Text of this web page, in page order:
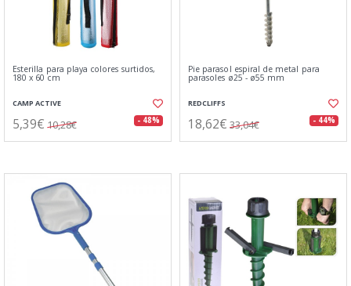
Esterilla para playa colores surtidos,
180 x 60 cm
CAMP ACTIVE
5,39€ 10,28€ - 48%
Pie parasol espiral de metal para
parasoles ø25 - ø55 mm
REDCLIFFS
18,62€ 33,04€ - 44%